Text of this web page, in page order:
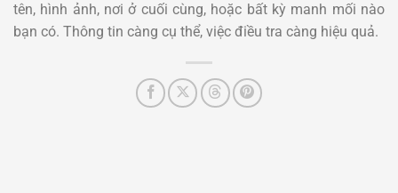
tên, hình ảnh, nơi ở cuối cùng, hoặc bất kỳ manh mối nào
bạn có. Thông tin càng cụ thể, việc điều tra càng hiệu quả.